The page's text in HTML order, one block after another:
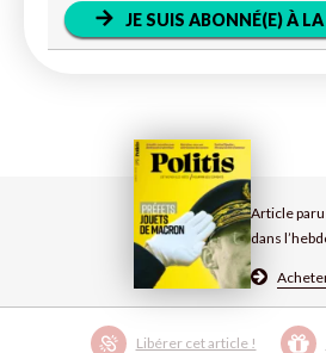
Article paru
dans
Libérer cet article !
JE SUIS ABONNÉ(E) À LA